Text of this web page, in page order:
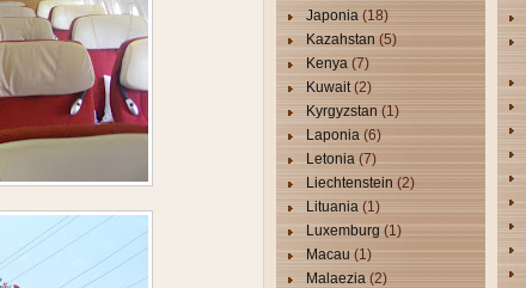
Japonia (18)
Kazahstan (5)
Kenya (7)
Kuwait (2)
Kyrgyzstan (1)
Laponia (6)
Letonia (7)
Liechtenstein (2)
Lituania (1)
Luxemburg (1)
Macau (1)
Malaezia (2)